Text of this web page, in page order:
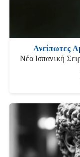
Ανείπωτες
Νέα Ισπανική